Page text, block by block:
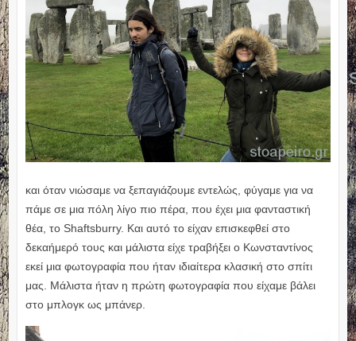
και όταν νιώσαμε να ξεπαγιάζουμε εντελώς, φύγαμε για να
πάμε σε μια πόλη λίγο πιο πέρα, που έχει μια φανταστική
θέα, το Shaftsburry. Και αυτό το είχαν επισκεφθεί στο
δεκαήμερό τους και μάλιστα είχε τραβήξει ο Κωνσταντίνος
εκεί μια φωτογραφία που ήταν ιδιαίτερα κλασική στο σπίτι
μας. Μάλιστα ήταν η πρώτη φωτογραφία που είχαμε βάλει
στο μπλογκ ως μπάνερ.